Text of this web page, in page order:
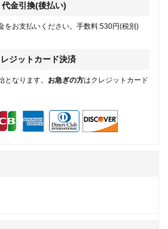
代金引換(後払い)
をお支払いください。手数料:530円(税別)
ジットカード決済
となります。 お急ぎの方はクレジットカード